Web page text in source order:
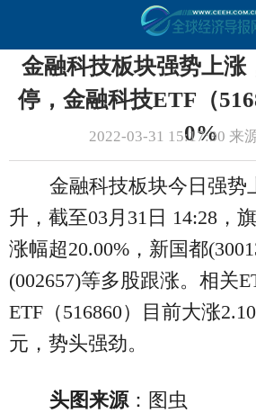
金融科技板块强势上涨
停，金融科技ETF（
0%
2022-03-31 15:17:30 来
金融科技板块今日强势
升，截至03月31日 14:28，
涨幅超20.00%，新国都
(002657)等多股跟涨。相
ETF（516860）目前大涨
元，势头强劲。
头图来源：图虫